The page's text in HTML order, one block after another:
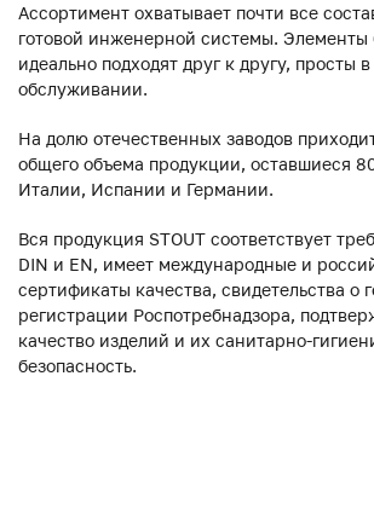
Ассортимент охватывает почти все
готовой инженерной системы. Элементы
идеально подходят друг к другу, просты
обслуживании.
На долю отечественных заводов
общего объема продукции, оставшиеся
Италии, Испании и Германии.
Вся продукция STOUT соответствует
DIN и EN, имеет международные и
сертификаты качества, свидетельства о
регистрации Роспотребнадзора,
качество изделий и их санитарно-
безопасность.